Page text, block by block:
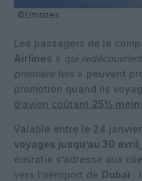
©Emirates
Les passagers de la
Airlines « qui
première fois » peuvent
promotion quand ils
d’avion coûtant 25%
Valable entre le 24
voyages jusqu’au 30 avril
émiratie s’adresse aux
vers l’aéroport de Dubaï :